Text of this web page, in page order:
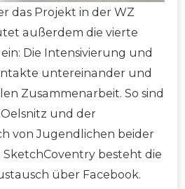
das Projekt in der WZ
außerdem die vierte
Die Intensivierung und
untereinander und
Zusammenarbeit. So sind
und der
von Jugendlichen beider
besteht die
über Facebook.